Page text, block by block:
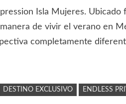
Isla Mujeres.
de vivir el verano en
completamente
DESTINO EXCLUSIVO ENDLESS